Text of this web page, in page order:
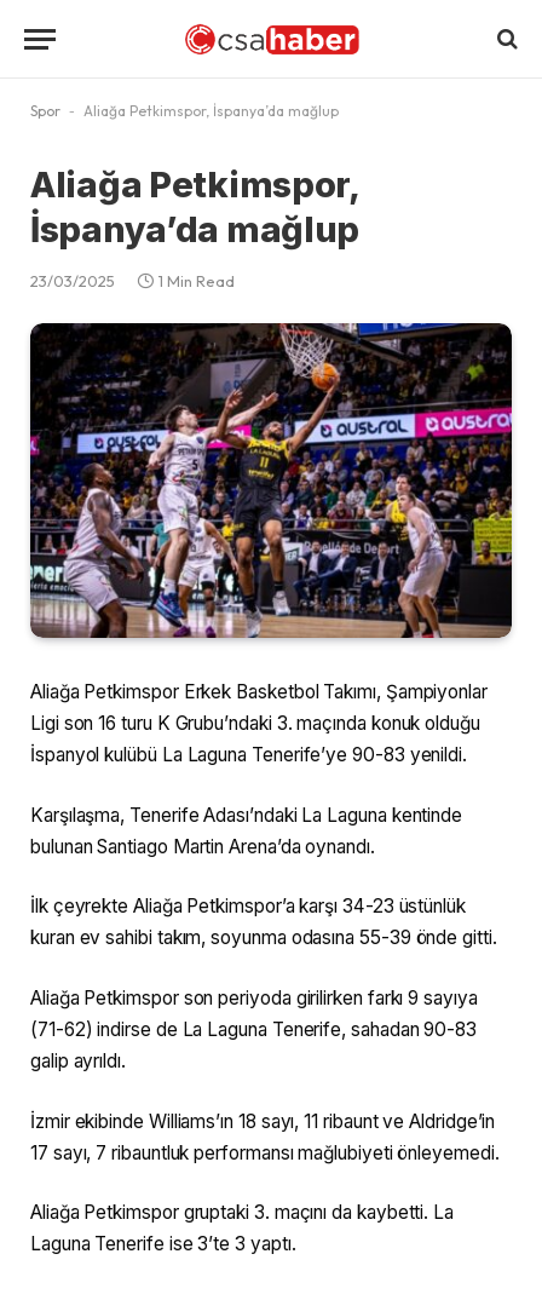
Spor - Aliağa Petkimspor, İspanya’da mağlup
Aliağa Petkimspor,
İspanya’da mağlup
23/03/2025 1 Min Read
Aliağa Petkimspor Erkek Basketbol Takımı, Şampiyonlar
Ligi son 16 turu K Grubu’ndaki 3. maçında konuk olduğu
İspanyol kulübü La Laguna Tenerife’ye 90-83 yenildi.
Karşılaşma, Tenerife Adası’ndaki La Laguna kentinde
bulunan Santiago Martin Arena’da oynandı.
İlk çeyrekte Aliağa Petkimspor’a karşı 34-23 üstünlük
kuran ev sahibi takım, soyunma odasına 55-39 önde gitti.
Aliağa Petkimspor son periyoda girilirken farkı 9 sayıya
(71-62) indirse de La Laguna Tenerife, sahadan 90-83
galip ayrıldı.
İzmir ekibinde Williams’ın 18 sayı, 11 ribaunt ve Aldridge’in
17 sayı, 7 ribauntluk performansı mağlubiyeti önleyemedi.
Aliağa Petkimspor gruptaki 3. maçını da kaybetti. La
Laguna Tenerife ise 3’te 3 yaptı.